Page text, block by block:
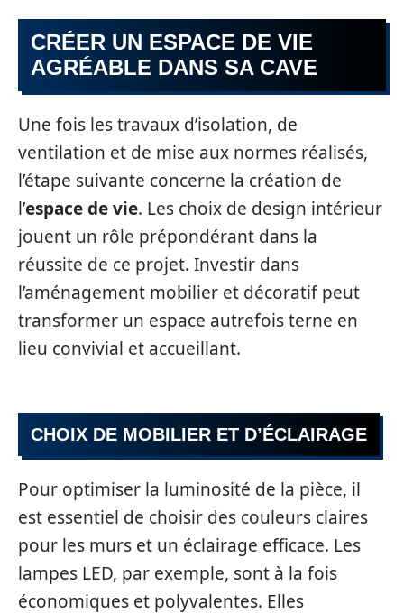
CRÉER UN ESPACE DE VIE
AGRÉABLE DANS SA CAVE
Une fois les travaux d’isolation, de
ventilation et de mise aux normes réalisés,
l’étape suivante concerne la création de
l’espace de vie. Les choix de design intérieur
jouent un rôle prépondérant dans la
réussite de ce projet. Investir dans
l’aménagement mobilier et décoratif peut
transformer un espace autrefois terne en
lieu convivial et accueillant.
CHOIX DE MOBILIER ET D’ÉCLAIRAGE
Pour optimiser la luminosité de la pièce, il
est essentiel de choisir des couleurs claires
pour les murs et un éclairage efficace. Les
lampes LED, par exemple, sont à la fois
économiques et polyvalentes. Elles